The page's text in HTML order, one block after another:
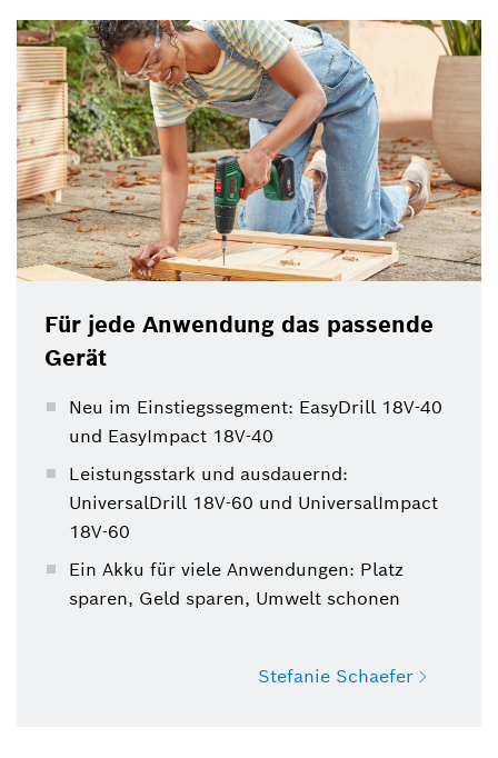
Für jede Anwendung das passende
Gerät
Neu im Einstiegssegment: EasyDrill 18V-40
und EasyImpact 18V-40
Leistungsstark und ausdauernd:
UniversalDrill 18V-60 und UniversalImpact
18V-60
Ein Akku für viele Anwendungen: Platz
sparen, Geld sparen, Umwelt schonen
Stefanie Schaefer
Metall, Fliesen und Kunststoff, das Impact-Modell
besitzt darüber hinaus eine Schlagfunktion und
bohrt zusätzlich in Mauerwerk. Beide Modelle
erweitern das„18V Power for All System“, das
aktuell rund 40 Heimwerker-, Garten- und
Haushaltsgeräte umfasst – und dank
markenübergreifender„Power for All Alliance“sogar
über das Angebot von Bosch hinaus geht. Verwender
sparen durch das Akku-System Platz und Geld und